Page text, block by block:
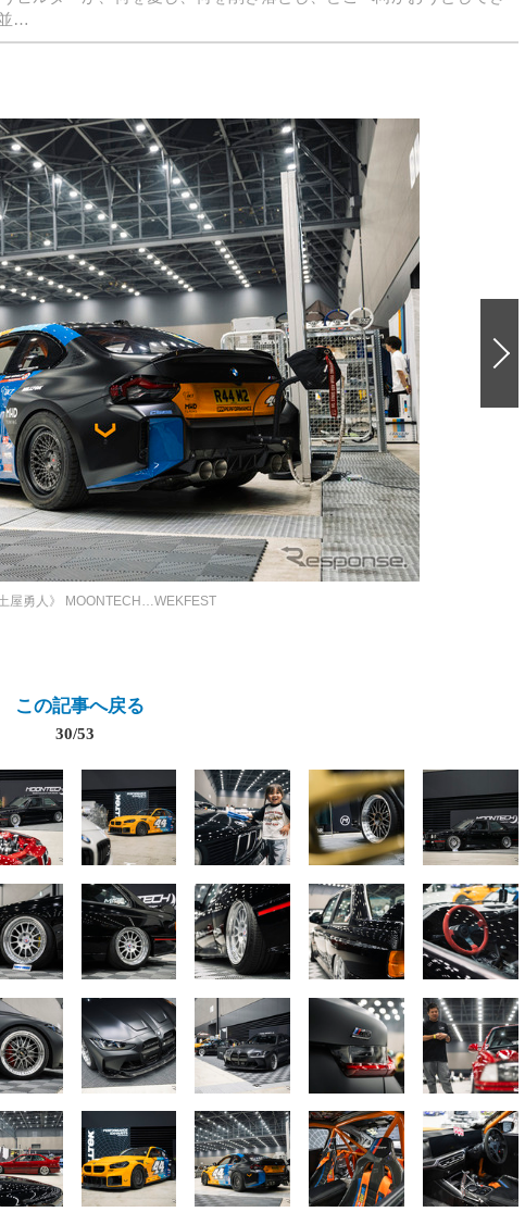
…
屋勇人》 MOONTECH…WEKFEST
この記事へ戻る
30/53